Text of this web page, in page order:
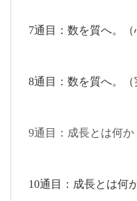
7通目：数を質へ。（
8通目：数を質へ。（
9通目：成長とは何
10通目：成長とは何